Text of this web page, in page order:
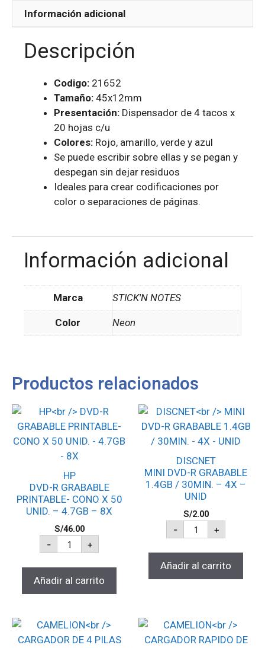
Información adicional
Descripción
Codigo: 21652
Tamaño: 45x12mm
Presentación: Dispensador de 4 tacos x
20 hojas c/u
Colores: Rojo, amarillo, verde y azul
Se puede escribir sobre ellas y se pegan y
despegan sin dejar residuos
Ideales para crear codificaciones por
color o separaciones de páginas.
Información adicional
Marca STICK'N NOTES
Color Neon
Productos relacionados
HP
DVD-R GRABABLE
PRINTABLE- CONO X 50
UNID. – 4.7GB – 8X
S/46.00
- +
Añadir al carrito
DISCNET
MINI DVD-R GRABABLE
1.4GB / 30MIN. – 4X –
UNID
S/2.00
- +
Añadir al carrito